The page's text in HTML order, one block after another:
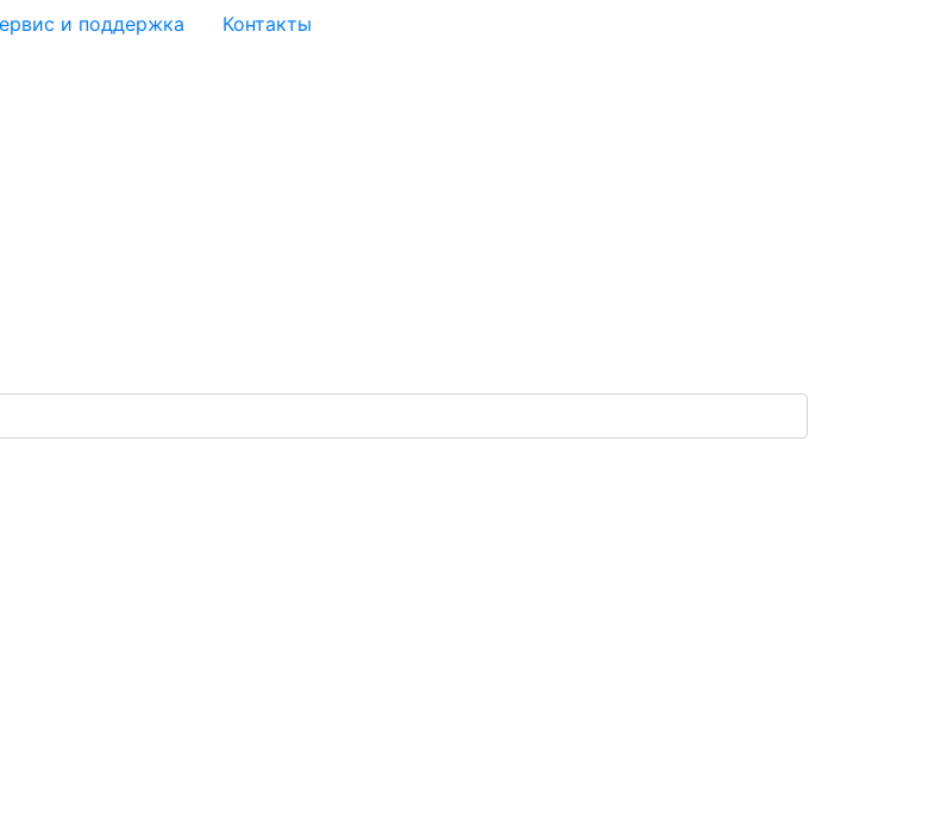
и поддержка Контакты